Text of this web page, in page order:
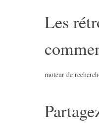
Les
moteur de